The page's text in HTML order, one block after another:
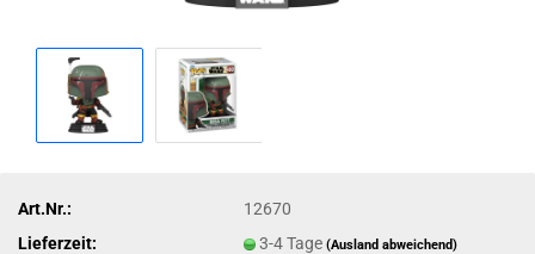
Art.Nr.:
12670
Lieferzeit:
3-4 Tage(Ausland abweichend)